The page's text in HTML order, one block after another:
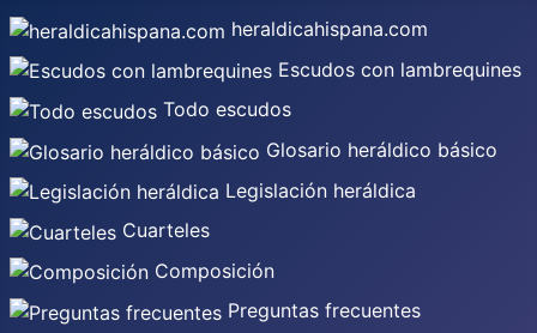
heraldicahispana.com
Escudos con lambrequines
Todo escudos
Glosario heráldico básico
Legislación heráldica
Cuarteles
Composición
Preguntas frecuentes